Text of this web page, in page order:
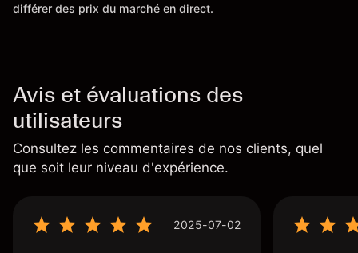
différer des prix du marché en direct.
Avis et évaluations des
utilisateurs
Consultez les commentaires de nos clients, quel
que soit leur niveau d'expérience.
2025-07-02